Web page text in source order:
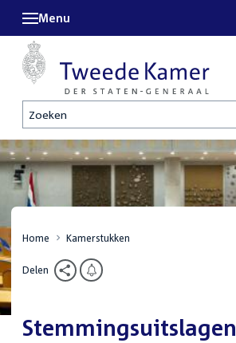
Zoeken
Menu
Home Kamerstukken
Delen
Stemmingsuitslagen